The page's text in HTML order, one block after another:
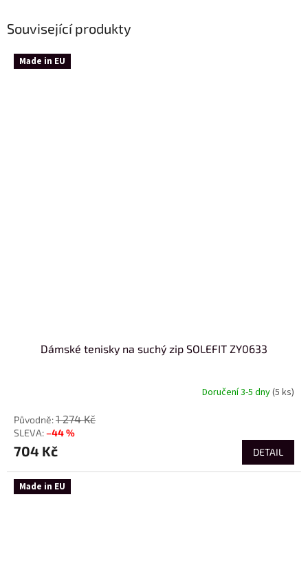
Související produkty
Made in EU
Dámské tenisky na suchý zip SOLEFIT ZY0633
Doručení 3-5 dny(5 ks)
1 274 Kč
–44 %
704 Kč DETAIL
Made in EU